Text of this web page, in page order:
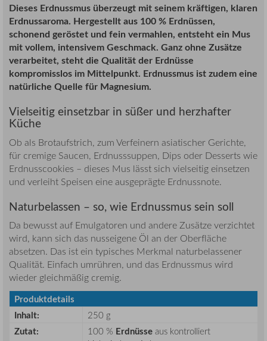
Dieses Erdnussmus überzeugt mit seinem kräftigen, klaren
Erdnussaroma. Hergestellt aus 100 % Erdnüssen,
schonend geröstet und fein vermahlen, entsteht ein Mus
mit vollem, intensivem Geschmack. Ganz ohne Zusätze
verarbeitet, steht die Qualität der Erdnüsse
kompromisslos im Mittelpunkt. Erdnussmus ist zudem eine
natürliche Quelle für Magnesium.
Vielseitig einsetzbar in süßer und herzhafter
Küche
Ob als Brotaufstrich, zum Verfeinern asiatischer Gerichte,
für cremige Saucen, Erdnusssuppen, Dips oder Desserts wie
Erdnusscookies – dieses Mus lässt sich vielseitig einsetzen
und verleiht Speisen eine ausgeprägte Erdnussnote.
Naturbelassen – so, wie Erdnussmus sein soll
Da bewusst auf Emulgatoren und andere Zusätze verzichtet
wird, kann sich das nusseigene Öl an der Oberfläche
absetzen. Das ist ein typisches Merkmal naturbelassener
Qualität. Einfach umrühren, und das Erdnussmus wird
wieder gleichmäßig cremig.
Produktdetails
Inhalt:
250 g
Zutat: 100 % Erdnüsse aus kontrolliert